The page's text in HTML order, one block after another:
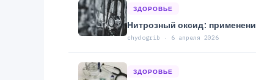
ЗДОРОВЬЕ
Нитрозный оксид:
chydogrib · 6 апреля 2026
ЗДОРОВЬЕ